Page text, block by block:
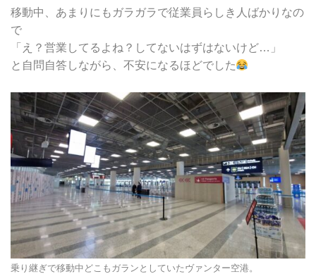
移動中、あまりにもガラガラで従業員らしき人ばかりなの
で
「え？営業してるよね？してないはずはないけど…」
と自問自答しながら、不安になるほどでした
乗り継ぎで移動中どこもガランとしていたヴァンター空港。